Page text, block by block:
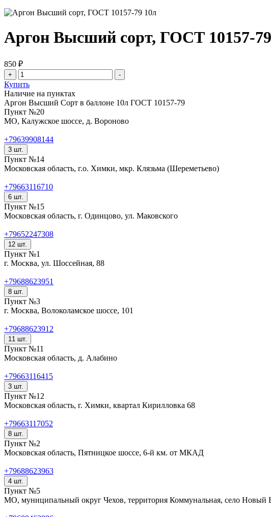
Аргон Высший сорт, ГОСТ 10157-
850 ₽
Купить
Наличие на пунктах
Аргон Высший Сорт в баллоне 10л ГОСТ 10157-79
Пункт №20
МО, Калужское шоссе, д. Вороново
+79639908144
3 шт.
Пункт №14
Московская область, г.о. Химки, мкр. Клязьма (Шереметьево)
+79663116710
6 шт.
Пункт №15
Московская область, г. Одинцово, ул. Маковского
+79652247308
12 шт.
Пункт №1
г. Москва, ул. Шоссейная, 88
+79688623951
8 шт.
Пункт №3
г. Москва, Волоколамское шоссе, 101
+79688623912
11 шт.
Пункт №11
Московская область, д. Алабино
+79663116415
3 шт.
Пункт №12
Московская область, г. Химки, квартал Кирилловка 68
+79663117052
8 шт.
Пункт №2
Московская область, Пятницкое шоссе, 6-й км. от МКАД
+79688623963
4 шт.
Пункт №5
МО, муниципальный округ Чехов, территория Коммунальная, село Новый